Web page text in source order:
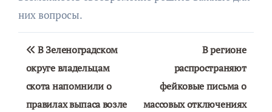
них вопросы.
Навигация
по
записям
В Зеленоградском
округе владельцам
скота напомнили о
правилах выпаса возле
В регионе
распространяют
фейковые письма о
массовых отключениях